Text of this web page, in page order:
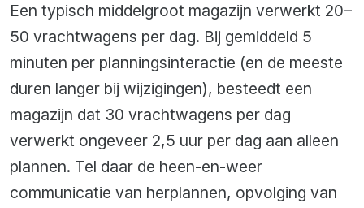
Een typisch middelgroot magazijn verwerkt 20–
50 vrachtwagens per dag. Bij gemiddeld 5
minuten per planningsinteractie (en de meeste
duren langer bij wijzigingen), besteedt een
magazijn dat 30 vrachtwagens per dag
verwerkt ongeveer 2,5 uur per dag aan alleen
plannen. Tel daar de heen-en-weer
communicatie van herplannen, opvolging van